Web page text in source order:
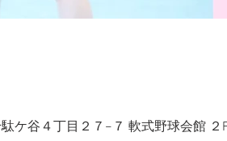
ケ谷４丁目２７−７ 軟式野球会館 ２